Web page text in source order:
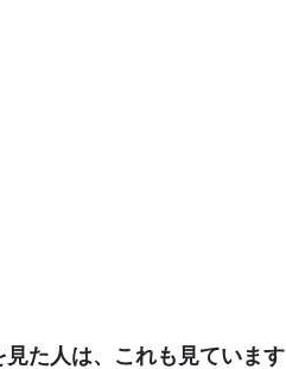
見た人は、これも見ています